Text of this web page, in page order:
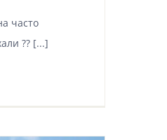
часто
?? [...]